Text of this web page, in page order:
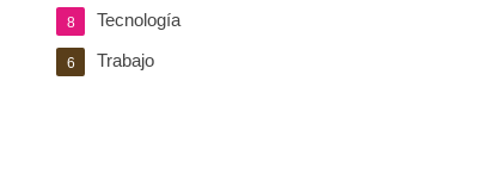
Tecnología
8
Trabajo
6